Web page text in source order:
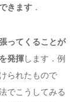
きます．
ってくることが
発揮します．例
られたもので
でこうしてみる